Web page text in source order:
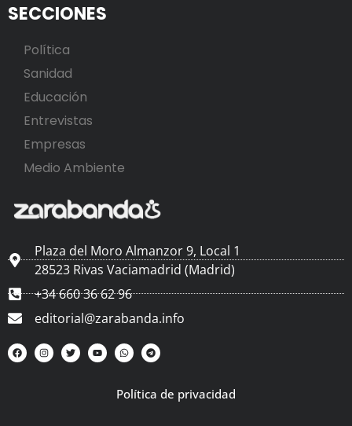
SECCIONES
Política
Sanidad
Educación
Entrevistas
Empresas
Medio Ambiente
Plaza del Moro Almanzor 9, Local 1
28523 Rivas Vaciamadrid (Madrid)
+34 660 36 62 96
editorial@zarabanda.info
Política de privacidad